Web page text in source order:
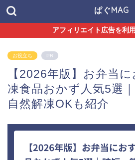
ぱぐMAG
アフィリエイト広告を利
お役立ち PR
【2026年版】お弁当
凍食品おかず人気5選
自然解凍OKも紹介